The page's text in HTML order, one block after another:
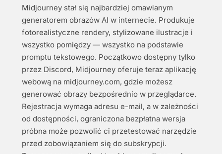
Midjourney stał się najbardziej omawianym
generatorem obrazów AI w internecie. Produkuje
fotorealistyczne rendery, stylizowane ilustracje i
wszystko pomiędzy — wszystko na podstawie
promptu tekstowego. Początkowo dostępny tylko
przez Discord, Midjourney oferuje teraz aplikację
webową na midjourney.com, gdzie możesz
generować obrazy bezpośrednio w przeglądarce.
Rejestracja wymaga adresu e-mail, a w zależności
od dostępności, ograniczona bezpłatna wersja
próbna może pozwolić ci przetestować narzędzie
przed zobowiązaniem się do subskrypcji.